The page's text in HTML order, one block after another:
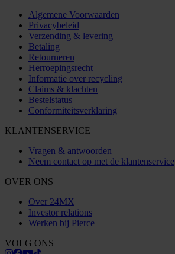
Algemene Voorwaarden
Privacybeleid
Verzending & levering
Betaling
Retourneren
Herroepingsrecht
Informatie over recycling
Claims & klachten
Bestelstatus
Conformiteitsverklaring
KLANTENSERVICE
Vragen & antwoorden
Neem contact op met de klantenservice
OVER ONS
Over 24MX
Investor relations
Werken bij Pierce
VOLG ONS